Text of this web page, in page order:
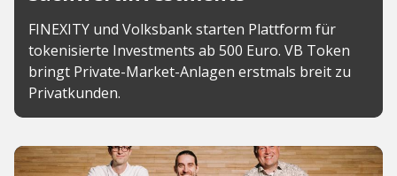
FINEXITY und Volksbank starten Plattform für
tokenisierte Investments ab 500 Euro. VB Token
bringt Private-Market-Anlagen erstmals breit zu
Privatkunden.